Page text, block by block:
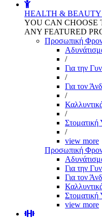
HEALTH & BEAUTY
YOU CAN CHOOSE
ANY FEATURED
Προσωπική
/
Για την
/
Για τον
/
/
Στοματική
/
view more
Προσωπική
Για την
Για τον
Στοματική
view more